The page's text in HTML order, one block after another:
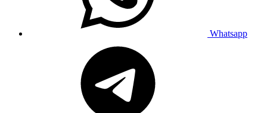
Whatsapp